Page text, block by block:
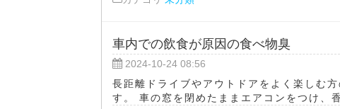
車内での飲食が原因の食べ物臭
2024-10-24 08:56
長距離ドライブやアウトドアをよく楽しむ
す。 車の窓を閉めたままエアコンをつけ、